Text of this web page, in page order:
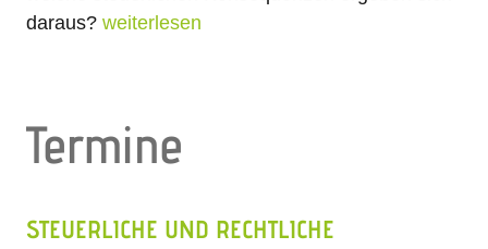
daraus?weiterlesen
Termine
STEUERLICHE UND RECHTLICHE